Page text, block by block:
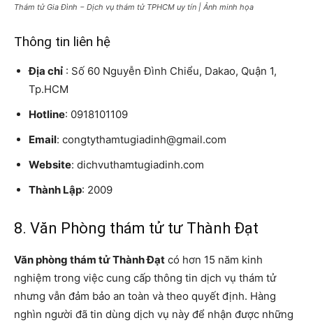
Thám tử Gia Đình − Dịch vụ thám tử TPHCM uy tín | Ảnh minh họa
Thông tin liên hệ
Địa chỉ : Số 60 Nguyễn Đình Chiểu, Dakao, Quận 1,
Tp.HCM
Hotline: 0918101109
Email: congtythamtugiadinh@gmail.com
Website: dichvuthamtugiadinh.com
Thành Lập: 2009
8. Văn Phòng thám tử tư Thành Đạt
Văn phòng thám tử Thành Đạt có hơn 15 năm kinh
nghiệm trong việc cung cấp thông tin dịch vụ thám tử
nhưng vẫn đảm bảo an toàn và theo quyết định. Hàng
nghìn người đã tin dùng dịch vụ này để nhận được những